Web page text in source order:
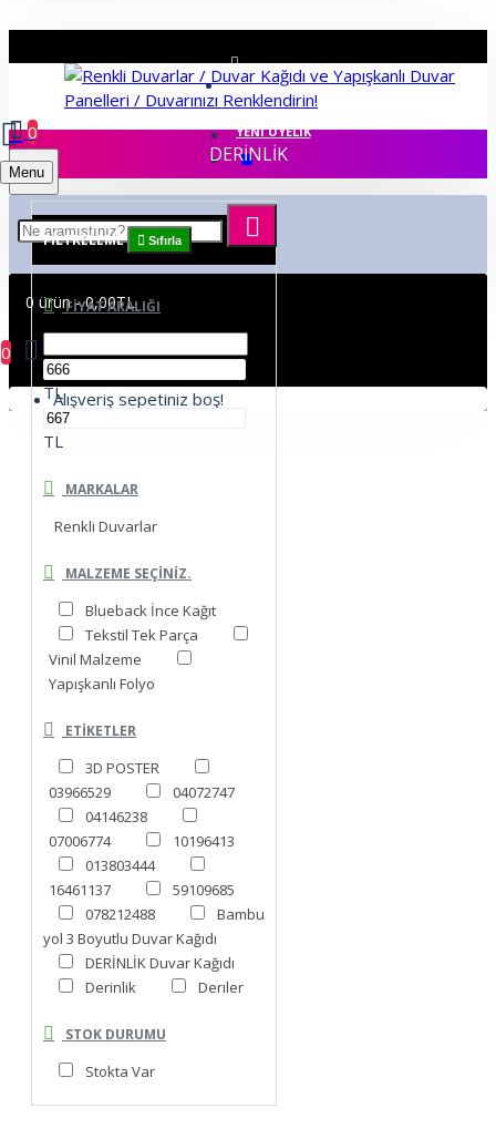
ÜYE GIRIŞI
YENI ÜYELIK
Menu
0
0 ürün - 0,00TL
0
Alışveriş sepetiniz boş!
DERİNLİK
FILTRELEME Sıfırla
FIYAT ARALIĞI
TL
TL
MARKALAR
Renkli Duvarlar
MALZEME SEÇINIZ.
Blueback İnce Kağıt
Tekstil Tek Parça
Vinil Malzeme
Yapışkanlı Folyo
ETIKETLER
3D POSTER
03966529
04072747
04146238
07006774
10196413
013803444
16461137
59109685
078212488
Bambu
yol 3 Boyutlu Duvar Kağıdı
DERİNLİK Duvar Kağıdı
Derinlik
Derıler
STOK DURUMU
Stokta Var